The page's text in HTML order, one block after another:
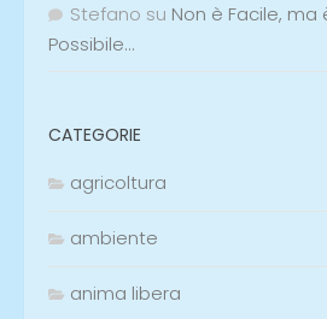
Stefano su Non è Facile, ma
Possibile…
CATEGORIE
agricoltura
ambiente
anima libera